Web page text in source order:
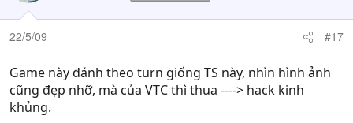
22/5/09 #17
Game này đánh theo turn giống TS này, nhìn hình ảnh
cũng đẹp nhỡ, mà của VTC thì thua ----> hack kinh
khủng.